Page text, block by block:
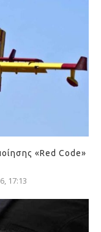
«Red Code»
17:13